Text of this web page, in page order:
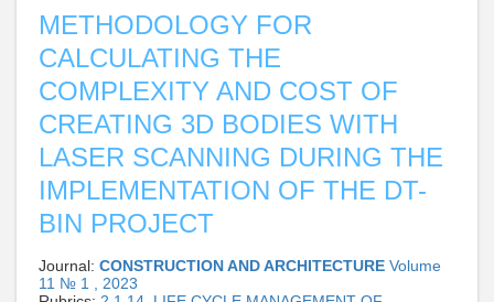
METHODOLOGY FOR
CALCULATING THE
COMPLEXITY AND COST OF
CREATING 3D BODIES WITH
LASER SCANNING DURING THE
IMPLEMENTATION OF THE DT-
BIN PROJECT
Journal: CONSTRUCTION AND ARCHITECTURE Volume
11 № 1 , 2023